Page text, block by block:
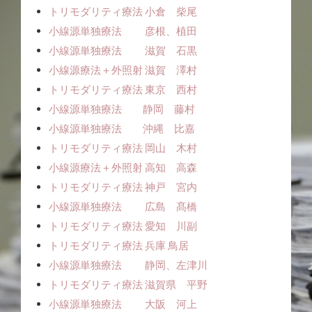
トリモダリティ療法 小倉 柴尾
小線源単独療法 彦根、植田
小線源単独療法 滋賀 石黒
小線源療法＋外照射 滋賀 澤村
トリモダリティ療法 東京 西村
小線源単独療法 静岡 藤村
小線源単独療法 沖縄 比嘉
トリモダリティ療法 岡山 木村
小線源療法＋外照射 高知 高森
トリモダリティ療法 神戸 宮内
小線源単独療法 広島 髙橋
トリモダリティ療法 愛知 川副
トリモダリティ療法 兵庫 鳥居
小線源単独療法 静岡、左津川
トリモダリティ療法 滋賀県 平野
小線源単独療法 大阪 河上